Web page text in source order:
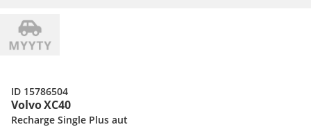
Volvo XC40
Recharge Single Plus aut
ID 15786504